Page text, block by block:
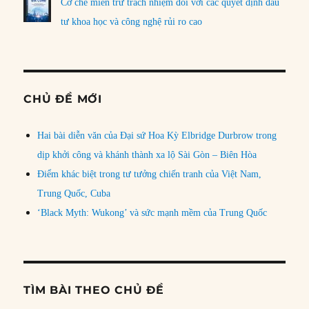
Cơ chế miễn trừ trách nhiệm đối với các quyết định đầu
tư khoa học và công nghệ rủi ro cao
CHỦ ĐỀ MỚI
Hai bài diễn văn của Đại sứ Hoa Kỳ Elbridge Durbrow trong
dịp khởi công và khánh thành xa lộ Sài Gòn – Biên Hòa
Điểm khác biệt trong tư tưởng chiến tranh của Việt Nam,
Trung Quốc, Cuba
‘Black Myth: Wukong’ và sức mạnh mềm của Trung Quốc
TÌM BÀI THEO CHỦ ĐỀ